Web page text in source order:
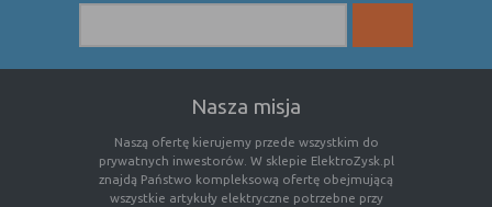
Nasza misja
Naszą ofertę kierujemy przede wszystkim do
prywatnych inwestorów. W sklepie ElektroZysk.pl
znajdą Państwo kompleksową ofertę obejmującą
wszystkie artykuły elektryczne potrzebne przy